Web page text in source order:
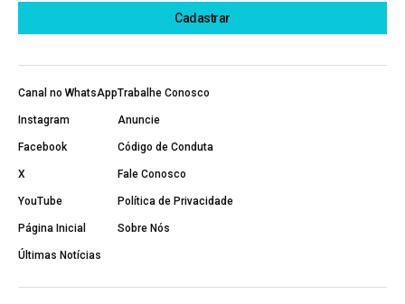
Canal no WhatsApp
Instagram
Facebook
X
YouTube
Página Inicial
Últimas Notícias
Trabalhe Conosco
Anuncie
Código de Conduta
Fale Conosco
Política de Privacidade
Sobre Nós